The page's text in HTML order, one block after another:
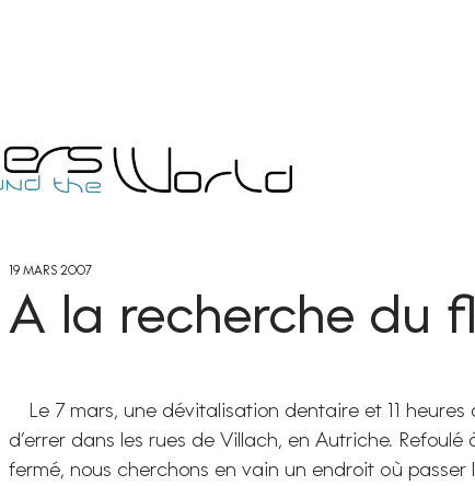
19 MARS 2007
A la recherche du
Le 7 mars, une dévitalisation dentaire et 11
d’errer dans les rues de Villach, en Autriche.
fermé, nous cherchons en vain un endroit où